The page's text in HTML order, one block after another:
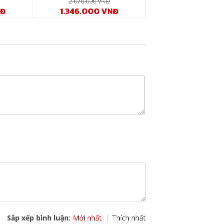
với cả cơ địa nhạy cảm.
cùng tính tiện dụng cao.
1.346.000 VNĐ
Sắp xếp bình luận: Mới nhất | Thích nhất